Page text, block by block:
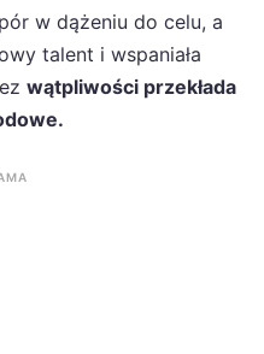
w dążeniu do celu, a
talent i wspaniała
wątpliwości przekłada